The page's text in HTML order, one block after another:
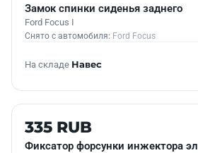
Замок спинки сиденья заднего
Ford Focus I
Снято с автомобиля: Ford Focus
На складе Навес
Б/У В НАЛИЧИИ
335 RUB
Фиксатор форсунки инжектора эл